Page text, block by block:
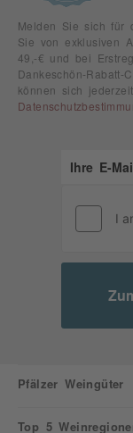
Melden Sie sich für
Sie von exklusiven
49,-€ und bei
Dankeschön-Rabatt-
können sich
Pfälzer Weingüter
Top 5